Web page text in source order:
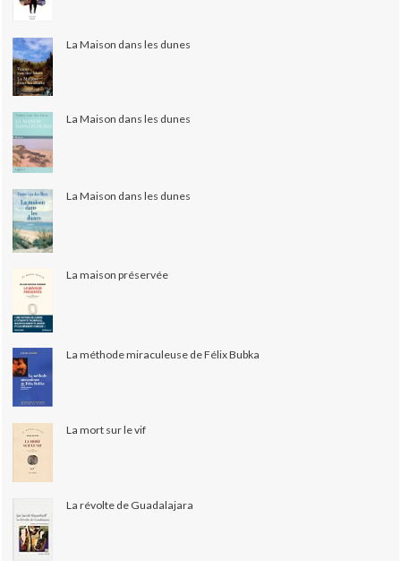
La Maison dans les dunes
La Maison dans les dunes
La Maison dans les dunes
La maison préservée
La méthode miraculeuse de Félix Bubka
La mort sur le vif
La révolte de Guadalajara